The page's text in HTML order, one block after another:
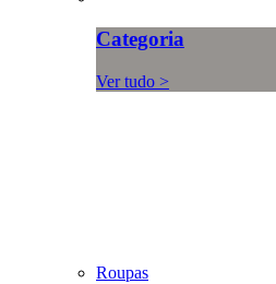
Categoria
Ver tudo >
Roupas